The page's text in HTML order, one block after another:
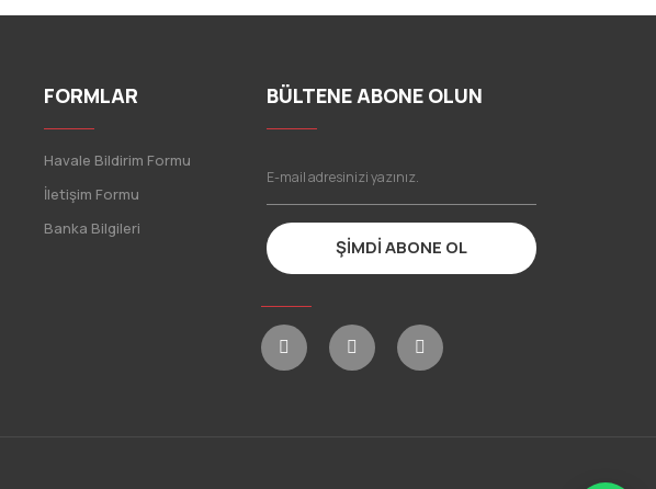
FORMLAR
Havale Bildirim Formu
İletişim Formu
Banka Bilgileri
BÜLTENE ABONE OLUN
ŞİMDİ ABONE OL